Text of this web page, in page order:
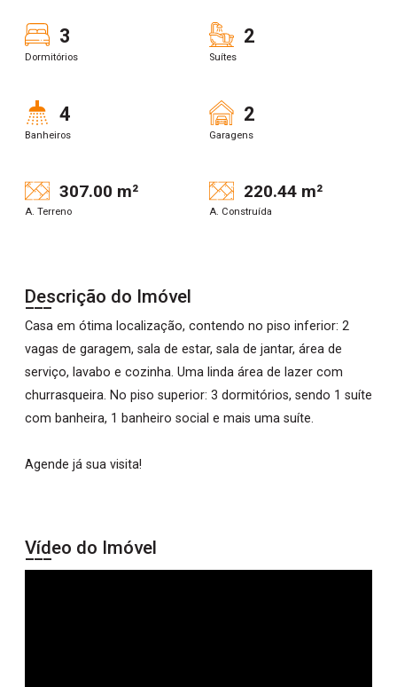
3
Dormitórios
2
Suítes
4
Banheiros
2
Garagens
307.00 m²
A. Terreno
220.44 m²
A. Construída
Descrição do Imóvel
Casa em ótima localização, contendo no piso inferior: 2
vagas de garagem, sala de estar, sala de jantar, área de
serviço, lavabo e cozinha. Uma linda área de lazer com
churrasqueira. No piso superior: 3 dormitórios, sendo 1 suíte
com banheira, 1 banheiro social e mais uma suíte.
Agende já sua visita!
Vídeo do Imóvel